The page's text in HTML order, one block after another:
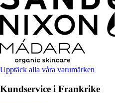
Upptäck alla våra varumärken
Kundservice i Frankrike